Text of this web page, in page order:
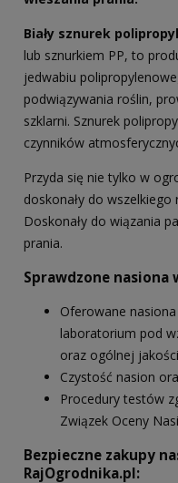
Biały sznurek
lub sznurkiem PP, to
jedwabiu
podwiązywania roślin,
szklarni. Sznurek
czynników
Przyda się nie tylko w
doskonały do
Doskonały do wiązania
prania.
Sprawdzone nasiona
Oferowane
laboratorium pod
oraz ogólnej
Czystość nasion
Procedury testów
Związek Oceny
Bezpieczne zakupy
RajOgrodnika.pl: